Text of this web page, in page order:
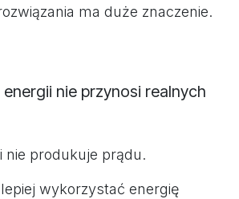
ma duże znaczenie.
nie przynosi realnych
nie produkuje prądu.
wykorzystać energię